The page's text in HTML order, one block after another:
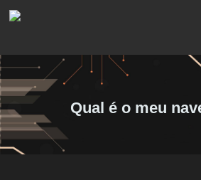
Qual é o meu